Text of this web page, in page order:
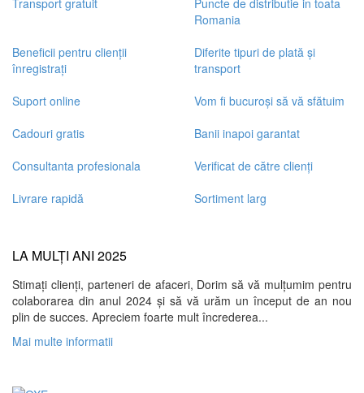
Romania
Beneficii pentru clienții
înregistrați
Diferite tipuri de plată și
transport
Suport online
Vom fi bucuroși să vă sfătuim
Cadouri gratis
Banii inapoi garantat
Consultanta profesionala
Verificat de către clienți
Livrare rapidă
Sortiment larg
LA MULȚI ANI 2025
Stimați clienți, parteneri de afaceri, Dorim să vă mulțumim pentru
colaborarea din anul 2024 și să vă urăm un început de an nou
plin de succes. Apreciem foarte mult încrederea...
Mai multe informatii